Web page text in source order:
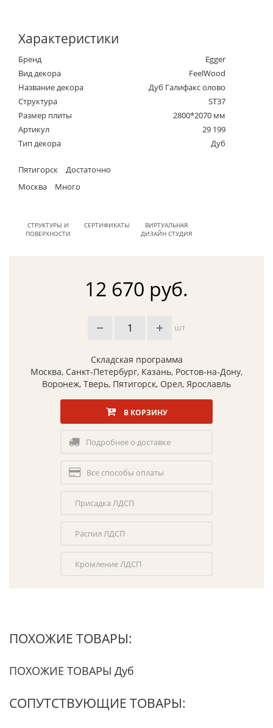
Характеристики
Бренд
Egger
Вид декора
FeelWood
Название декора
Дуб Галифакс олово
Структура
ST37
Размер плиты
2800*2070 мм
Артикул
29 199
Тип декора
Дуб
Пятигорск
Достаточно
Москва
Много
СТРУКТУРЫ И
ПОВЕРХНОСТИ
СЕРТИФИКАТЫ
ВИРТУАЛЬНАЯ
ДИЗАЙН СТУДИЯ
12 670 руб.
шт
Складская программа
Москва, Санкт-Петербург, Казань, Ростов-на-Дону,
Воронеж, Тверь, Пятигорск, Орел, Ярославль
В КОРЗИНУ
Подробнее о доставке
Все способы оплаты
Присадка ЛДСП
Распил ЛДСП
Кромление ЛДСП
ПОХОЖИЕ ТОВАРЫ:
ПОХОЖИЕ ТОВАРЫ Дуб
СОПУТСТВУЮЩИЕ ТОВАРЫ: